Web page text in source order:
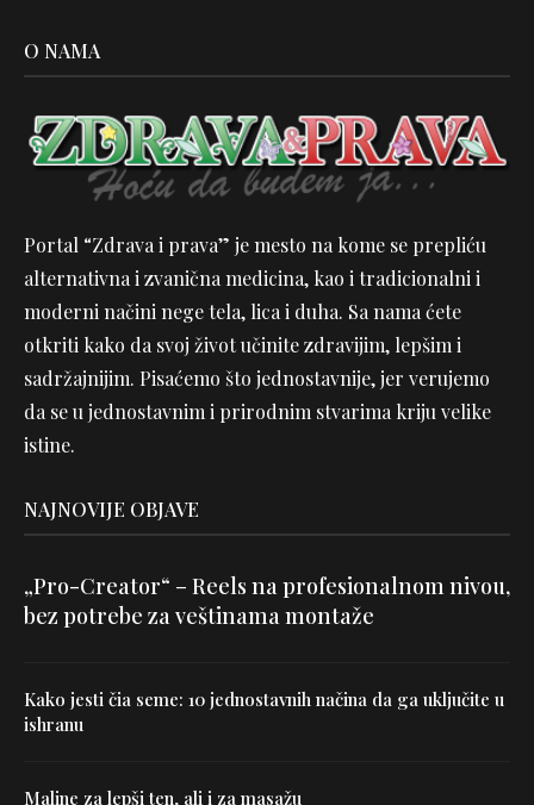
O NAMA
Portal “Zdrava i prava” je mesto na kome se prepliću
alternativna i zvanična medicina, kao i tradicionalni i
moderni načini nege tela, lica i duha. Sa nama ćete
otkriti kako da svoj život učinite zdravijim, lepšim i
sadržajnijim. Pisaćemo što jednostavnije, jer verujemo
da se u jednostavnim i prirodnim stvarima kriju velike
istine.
NAJNOVIJE OBJAVE
„Pro-Creator“ – Reels na profesionalnom nivou,
bez potrebe za veštinama montaže
Kako jesti čia seme: 10 jednostavnih načina da ga uključite u
ishranu
Maline za lepši ten, ali i za masažu